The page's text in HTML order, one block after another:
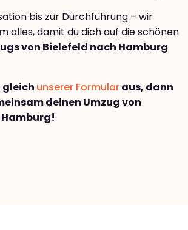
bis zur Durchführung – wir
alles, damit du dich auf die schönen
von Bielefeld nach Hamburg
gleich unserer Formularaus, dann
deinen Umzug von